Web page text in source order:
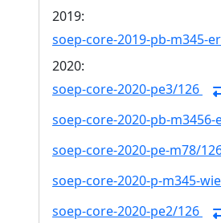
2019:
soep-core-2019-pb-m345-
2020:
soep-core-2020-pe3/126
soep-core-2020-pb-
soep-core-2020-pe-m78/
soep-core-2020-p-m345-
soep-core-2020-pe2/126